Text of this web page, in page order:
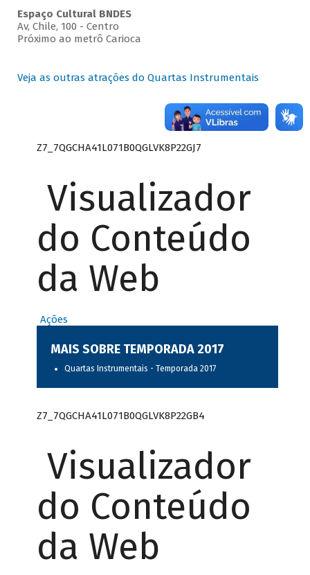
Espaço Cultural BNDES
Av, Chile, 100 - Centro
Próximo ao metrô Carioca
Veja as outras atrações do Quartas Instrumentais
Z7_7QGCHA41L071B0QGLVK8P22GJ7
Visualizador
do Conteúdo
da Web
Ações
MAIS SOBRE TEMPORADA 2017
Quartas Instrumentais - Temporada 2017
Z7_7QGCHA41L071B0QGLVK8P22GB4
Visualizador
do Conteúdo
da Web